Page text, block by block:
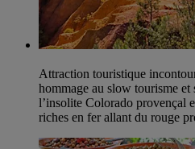
Attraction touristique
hommage au slow tourisme et
l’insolite Colorado provençal
riches en fer allant du rouge